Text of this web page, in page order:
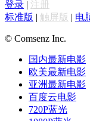
登录 | 注册
标准版 | 触屏版 | 电
© Comsenz Inc.
国内最新电影
欧美最新电影
亚洲最新电影
百度云电影
720P蓝光